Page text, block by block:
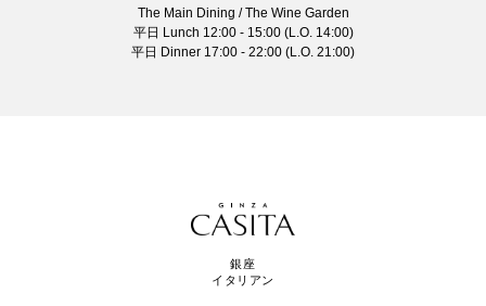
The Main Dining / The Wine Garden
平日 Lunch 12:00 - 15:00 (L.O. 14:00)
平日 Dinner 17:00 - 22:00 (L.O. 21:00)
銀座
イタリアン